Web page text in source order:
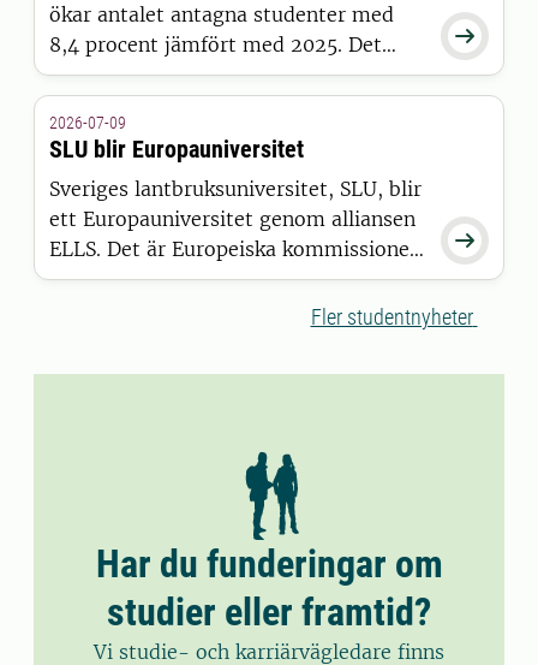

ökar antalet antagna studenter med
8,4 procent jämfört med 2025. Det
visar siffror från Universitets- och
högskolerådets (UHR) senaste
pressmeddelande, där SLU sticker ut
positivt tillsammans med 15 andra
universitet och högskolor.

2026-07-09
SLU blir Europauniversitet
Sveriges lantbruksuniversitet, SLU, blir
ett Europauniversitet genom alliansen
ELLS. Det är Europeiska kommissionen
som har beslutat att bevilja alliansen
finansiering inom satsningen European
Fler studentnyheter
Har du funderingar om
studier eller framtid?
Vi studie- och karriärvägledare finns